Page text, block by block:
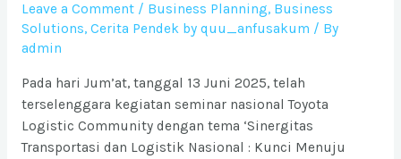
Leave a Comment / Business Planning, Business
Solutions, Cerita Pendek by quu_anfusakum / By
admin
Pada hari Jum’at, tanggal 13 Juni 2025, telah
terselenggara kegiatan seminar nasional Toyota
Logistic Community dengan tema ‘Sinergitas
Transportasi dan Logistik Nasional : Kunci Menuju